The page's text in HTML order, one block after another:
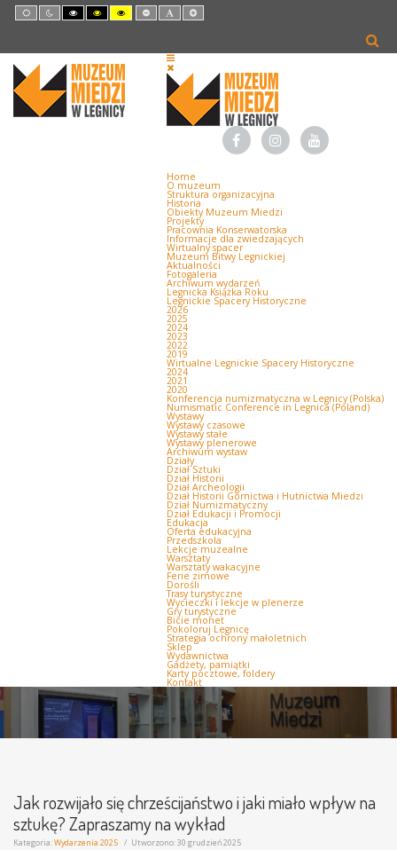
Default
mode
Night
mode
High
Contrast
High
Contrast
High
Contrast
Set
SmallerDefault
Set
Larger
Home
O muzeum
Struktura organizacyjna
Historia
Obiekty Muzeum Miedzi
Projekty
Pracownia Konserwatorska
Informacje dla zwiedzających
Wirtualny spacer
Muzeum Bitwy Legnickiej
Aktualności
Fotogaleria
Archiwum wydarzeń
Legnicka Książka Roku
Legnickie Spacery Historyczne
2026
2025
2024
2023
2022
2019
Wirtualne Legnickie Spacery Historyczne
2024
2021
2020
Konferencja numizmatyczna w Legnicy (Polska)
Numismatic Conference in Legnica (Poland)
Wystawy
Wystawy czasowe
Wystawy stałe
Wystawy plenerowe
Archiwum wystaw
Działy
Dział Sztuki
Dział Historii
Dział Archeologii
Dział Historii Górnictwa i Hutnictwa Miedzi
Dział Numizmatyczny
Dział Edukacji i Promocji
Edukacja
Oferta edukacyjna
Przedszkola
Lekcje muzealne
Warsztaty
Warsztaty wakacyjne
Ferie zimowe
Dorośli
Trasy turystyczne
Wycieczki i lekcje w plenerze
Gry turystyczne
Bicie monet
Pokoloruj Legnicę
Strategia ochrony małoletnich
Sklep
Wydawnictwa
Gadżety, pamiątki
Karty pocztowe, foldery
Kontakt
Jak rozwijało się chrześcijaństwo i jaki miało wpływ na
sztukę? Zapraszamy na wykład
Kategoria:Wydarzenia 2025 Utworzono: 30 grudzień 2025